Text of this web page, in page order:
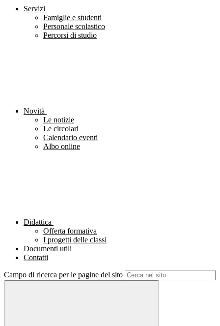
Servizi
Famiglie e studenti
Personale scolastico
Percorsi di studio
Novità
Le notizie
Le circolari
Calendario eventi
Albo online
Didattica
Offerta formativa
I progetti delle classi
Documenti utili
Contatti
Campo di ricerca per le pagine del sito